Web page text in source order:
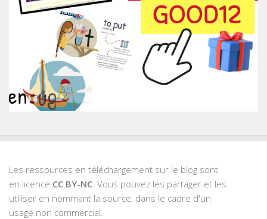
Les ressources en téléchargement sur le blog sont
en licence CC BY-NC . Vous pouvez les partager et les
utiliser en nommant la source, dans le cadre d'un
usage non commercial.